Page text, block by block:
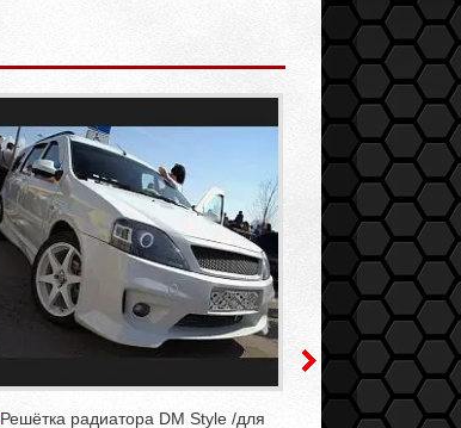
Решётка радиатора DM Style /для
Бампер задний